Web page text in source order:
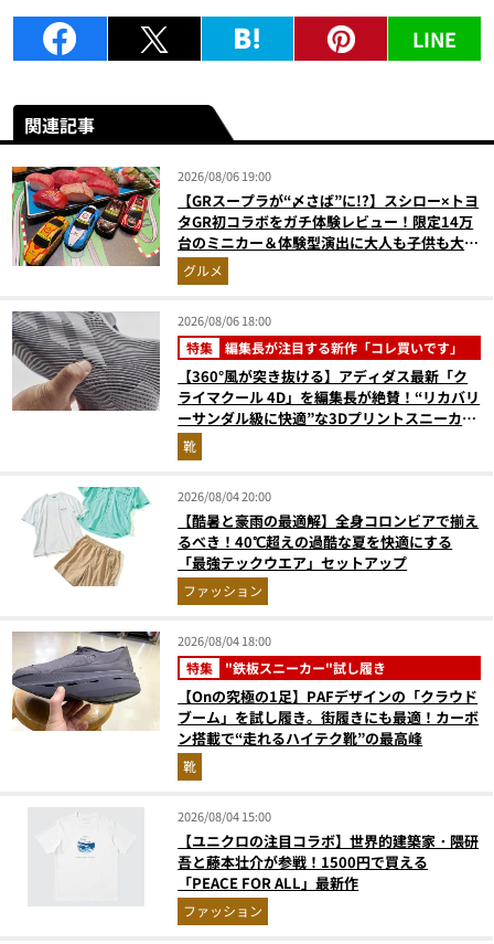
LINE
関連記事
2026/08/06 19:00
【GRスープラが“〆さば”に!?】スシロー×トヨ
タGR初コラボをガチ体験レビュー！限定14万
台のミニカー＆体験型演出に大人も子供も大興
奮間違いなし
グルメ
2026/08/06 18:00
特集 編集長が注目する新作「コレ買いです」
【360°風が突き抜ける】アディダス最新「ク
ライマクール 4D」を編集長が絶賛！“リカバリ
ーサンダル級に快適”な3Dプリントスニーカー
『コレ買いです』Vol.173
靴
2026/08/04 20:00
【酷暑と豪雨の最適解】全身コロンビアで揃え
るべき！40℃超えの過酷な夏を快適にする
「最強テックウエア」セットアップ
ファッション
2026/08/04 18:00
特集 "鉄板スニーカー"試し履き
【Onの究極の1足】PAFデザインの「クラウド
ブーム」を試し履き。街履きにも最適！カーボ
ン搭載で“走れるハイテク靴”の最高峰
靴
2026/08/04 15:00
【ユニクロの注目コラボ】世界的建築家・隈研
吾と藤本壮介が参戦！1500円で買える
「PEACE FOR ALL」最新作
ファッション